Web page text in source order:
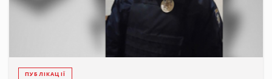
ПУБЛІКАЦІЇ